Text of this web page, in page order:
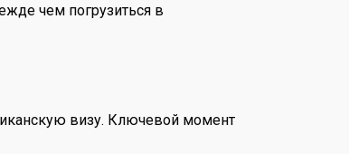
чем погрузиться в
визу. Ключевой момент